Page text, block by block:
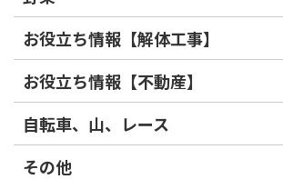
お役立ち情報【解体工事】
お役立ち情報【不動産】
自転車、山、レース
その他